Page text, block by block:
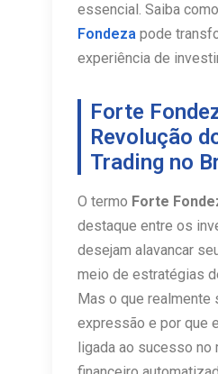
essencial. Saiba
Fondeza pode
experiência de
Forte
Revolução
Trading no
O termo Forte
destaque entre os
desejam alavancar
meio de estratégias
Mas o que realmente
expressão e por que
ligada ao sucesso no